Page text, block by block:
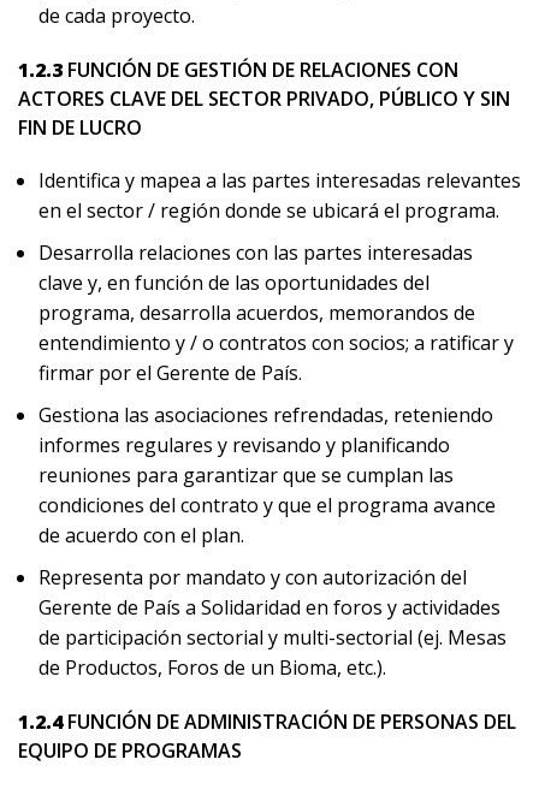
de cada proyecto.
1.2.3 FUNCIÓN DE GESTIÓN DE RELACIONES CON
ACTORES CLAVE DEL SECTOR PRIVADO, PÚBLICO Y SIN
FIN DE LUCRO
Identifica y mapea a las partes interesadas relevantes
en el sector / región donde se ubicará el programa.
Desarrolla relaciones con las partes interesadas
clave y, en función de las oportunidades del
programa, desarrolla acuerdos, memorandos de
entendimiento y / o contratos con socios; a ratificar y
firmar por el Gerente de País.
Gestiona las asociaciones refrendadas, reteniendo
informes regulares y revisando y planificando
reuniones para garantizar que se cumplan las
condiciones del contrato y que el programa avance
de acuerdo con el plan.
Representa por mandato y con autorización del
Gerente de País a Solidaridad en foros y actividades
de participación sectorial y multi-sectorial (ej. Mesas
de Productos, Foros de un Bioma, etc.).
1.2.4FUNCIÓN DE ADMINISTRACIÓN DE PERSONAS DEL
EQUIPO DE PROGRAMAS